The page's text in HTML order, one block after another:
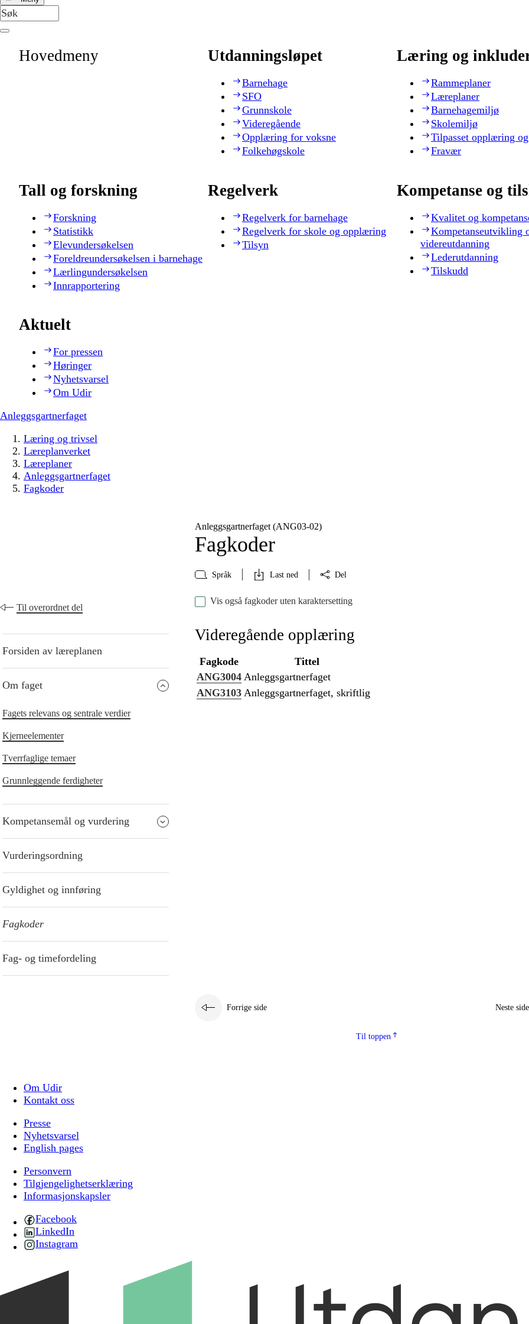
Hovedmeny Utdanningsløpet
Barnehage
SFO
Grunnskole
Videregående
Opplæring for voksne
Folkehøgskole
Læring og
Rammeplaner
Læreplaner
Barnehagemiljø
Skolemiljø
Tilpasset opplæring
Fravær
Tall og forskning
Forskning
Statistikk
Elevundersøkelsen
Foreldreundersøkelsen i barnehage
Lærlingundersøkelsen
Innrapportering
Regelverk
Regelverk for barnehage
Regelverk for skole og opplæring
Tilsyn
Kompetanse og
Kvalitet og
Kompetanseutvikling
videreutdanning
Lederutdanning
Tilskudd
Aktuelt
For pressen
Høringer
Nyhetsvarsel
Om Udir
Anleggsgartnerfaget
Læring og trivsel
Læreplanverket
Læreplaner
Anleggsgartnerfaget
Fagkoder
Anleggsgartnerfaget (ANG03‑02)
Fagkoder
Språk Last ned Del
Til overordnet del
Forsiden av læreplanen
Om faget
Fagets relevans og sentrale verdier
Kjerneelementer
Tverrfaglige temaer
Grunnleggende ferdigheter
Kompetansemål og vurdering
Vurderingsordning
Gyldighet og innføring
Fagkoder
Fag- og timefordeling
Vis også fagkoder uten karaktersetting
Videregående opplæring
Fagkode
Tittel
ANG3004 Anleggsgartnerfaget
ANG3103 Anleggsgartnerfaget, skriftlig
Forrige side Neste side
Til toppen
Om Udir
Kontakt oss
Presse
Nyhetsvarsel
English pages
Personvern
Tilgjengelighetserklæring
Informasjonskapsler
Facebook
LinkedIn
Instagram